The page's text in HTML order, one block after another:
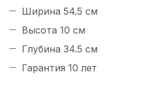
Ширина 54.5 см
Высота 10 см
Глубина 34.5 см
Гарантия 10 лет